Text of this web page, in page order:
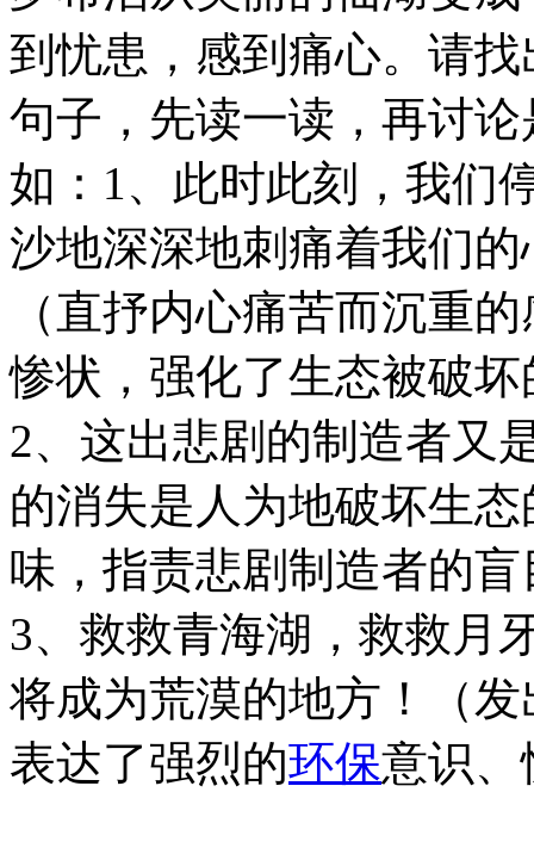
到忧患，感到痛心。请
句子，先读一读，再讨
如：1、此时此刻，我们
沙地深深地刺痛着我们
（直抒内心痛苦而沉重
惨状，强化了生态被破
2、这出悲剧的制造者又
的消失是人为地破坏生
味，指责悲剧制造者的
3、救救青海湖，救救月
将成为荒漠的地方！（
表达了强烈的环保意识、